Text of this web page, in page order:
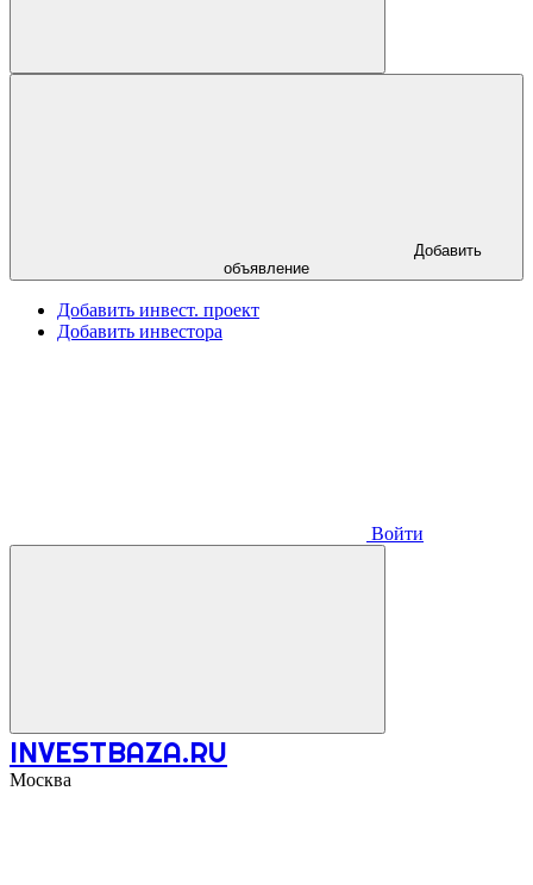
объявление
Добавить инвест. проект
Добавить инвестора
Войти
INVESTBAZA.RU
Москва